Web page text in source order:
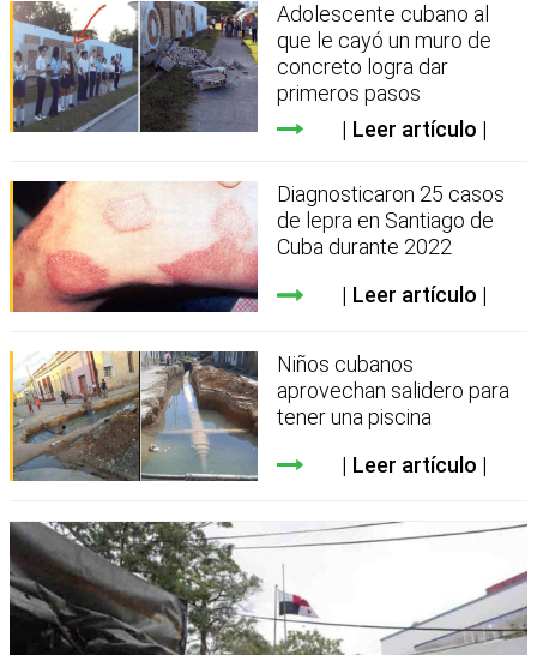
Adolescente cubano al
que le cayó un muro de
concreto logra dar
primeros pasos
Leer artículo
Diagnosticaron 25 casos
de lepra en Santiago de
Cuba durante 2022
Leer artículo
Niños cubanos
aprovechan salidero para
tener una piscina
Leer artículo